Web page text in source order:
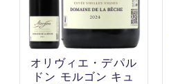
オリヴィエ・デパル
ドン モルゴン キュ